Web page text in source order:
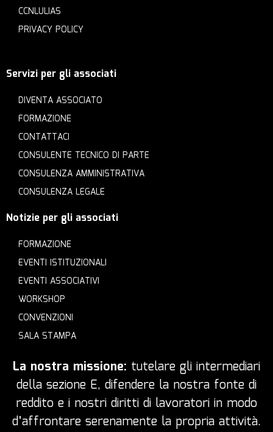
CCNLULIAS
PRIVACY POLICY
Servizi per gli associati
DIVENTA ASSOCIATO
FORMAZIONE
CONTATTACI
CONSULENTE TECNICO DI PARTE
CONSULENZA AMMINISTRATIVA
CONSULENZA LEGALE
Notizie per gli associati
FORMAZIONE
EVENTI ISTITUZIONALI
EVENTI ASSOCIATIVI
WORKSHOP
CONVENZIONI
SALA STAMPA
La nostra missione: tutelare gli intermediari
della sezione E, difendere la nostra fonte di
reddito e i nostri diritti di lavoratori in modo
d’affrontare serenamente la propria attività.